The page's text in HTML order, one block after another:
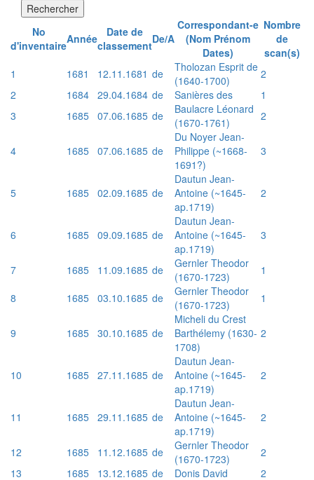
Rechercher
No
d'inventaireAnnée
Date de
classementDe/A
Correspondant-e
(Nom Prénom
Dates)
Nombre
de
scan(s)
1
1681 12.11.1681 de
Tholozan Esprit de
(1640-1700)
2
2
1684 29.04.1684 de Sanières des
1
3
1685 07.06.1685 de
Baulacre Léonard
(1670-1761)
2
4 1685 07.06.1685 de
Du Noyer Jean-
Philippe (~1668-
1691?)
3
5 1685 02.09.1685 de
Dautun Jean-
Antoine (~1645-
ap.1719)
2
6 1685 09.09.1685 de
Dautun Jean-
Antoine (~1645-
ap.1719)
3
7 1685 11.09.1685 de
Gernler Theodor
(1670-1723)
1
8
1685 03.10.1685 de
Gernler Theodor
(1670-1723)
1
9 1685 30.10.1685 de
Micheli du Crest
Barthélemy (1630-
1708)
2
10 1685 27.11.1685 de
Dautun Jean-
Antoine (~1645-
ap.1719)
2
11 1685 29.11.1685 de
Dautun Jean-
Antoine (~1645-
ap.1719)
2
12 1685 11.12.1685 de
Gernler Theodor
(1670-1723)
2
13
1685 13.12.1685 de Donis David
2